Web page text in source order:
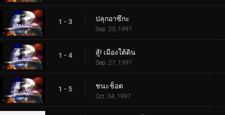
1 - 3 ปลุกอาซึกะ
Sep. 20, 1997
1 - 4 สู้! เมืองใต้ดิน
Sep. 27, 1997
1 - 5 ชนะช็อต
Oct. 04, 1997